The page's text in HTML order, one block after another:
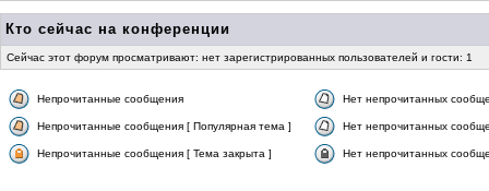
Кто сейчас на конференции
Сейчас этот форум просматривают: нет зарегистрированных пользователей и гости: 1
Непрочитанные сообщения Нет непрочитанных
Непрочитанные сообщения [ Популярная тема ] Нет непрочитанных
Непрочитанные сообщения [ Тема закрыта ] Нет непрочитанных